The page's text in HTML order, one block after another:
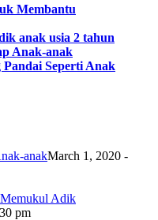
Membantu
anak usia 2 tahun
Anak-anak
Seperti Anak
anakMarch 1, 2020 -
Adik
pm